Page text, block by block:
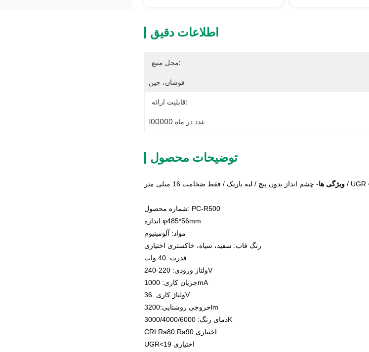
اطلاعات دقیق
محل منبع:
فوشان، چین
قابلیت ارائه:
100000 عدد در ماه
توضیحات محصول
ویژگی ها
شماره محصول: PC-R500
اندازه:φ485*56mm
مواد: آلومینیوم
رنگ قاب: سفید، سیاه، خاکستری اختیاری
قدرت: 40 وات
ولتاژ ورودی: 220-240V
جریان کاری: 1000mA
ولتاژ کاری: 36V
خروجی روشنایی:3200lm
دمای رنگ: 3000/4000/6000K
CRI:Ra80,Ra90 اختیاری
UGR<19 اختیاری